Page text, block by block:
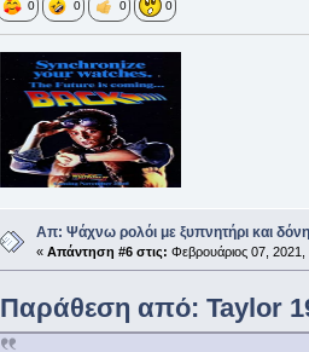
0 0 0 0
Απ: Ψάχνω ρολόι με ξυπνητήρι και
« Απάντηση #6 στις: Φεβρουάριος 07,
Παράθεση από: Taylor